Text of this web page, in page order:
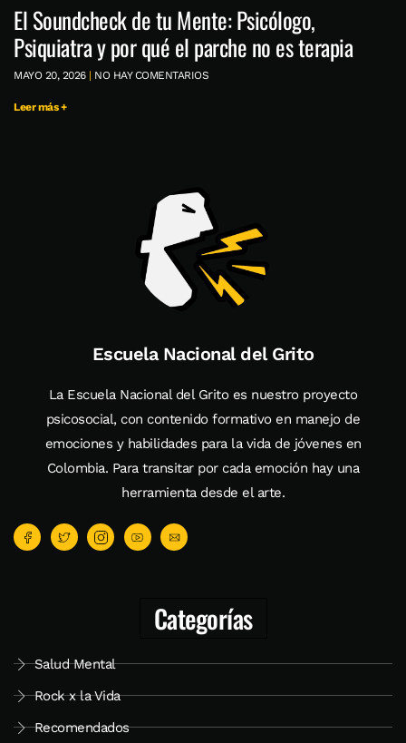
El Soundcheck de tu Mente: Psicólogo,
Psiquiatra y por qué el parche no es terapia
MAYO 20, 2026 NO HAY COMENTARIOS
Leer más +
Escuela Nacional del Grito
La Escuela Nacional del Grito es nuestro proyecto
psicosocial, con contenido formativo en manejo de
emociones y habilidades para la vida de jóvenes en
Colombia. Para transitar por cada emoción hay una
herramienta desde el arte.
Categorías
Salud Mental
Rock x la Vida
Recomendados